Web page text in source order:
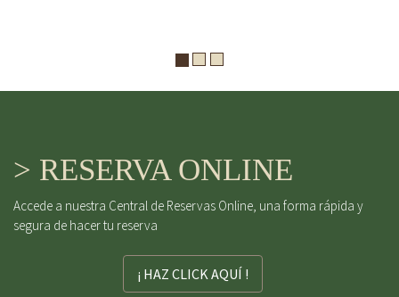
> RESERVA ONLINE
Accede a nuestra Central de Reservas Online, una forma rápida y
segura de hacer tu reserva
¡ HAZ CLICK AQUÍ !